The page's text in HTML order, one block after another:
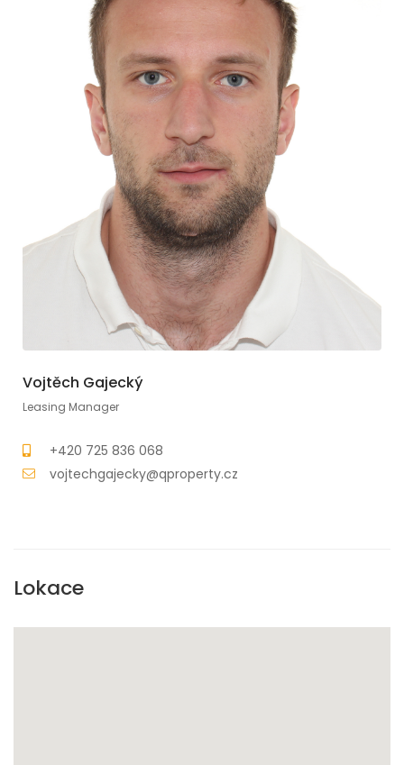
Vojtěch Gajecký
Leasing Manager
+420 725 836 068
vojtechgajecky@qproperty.cz
Lokace